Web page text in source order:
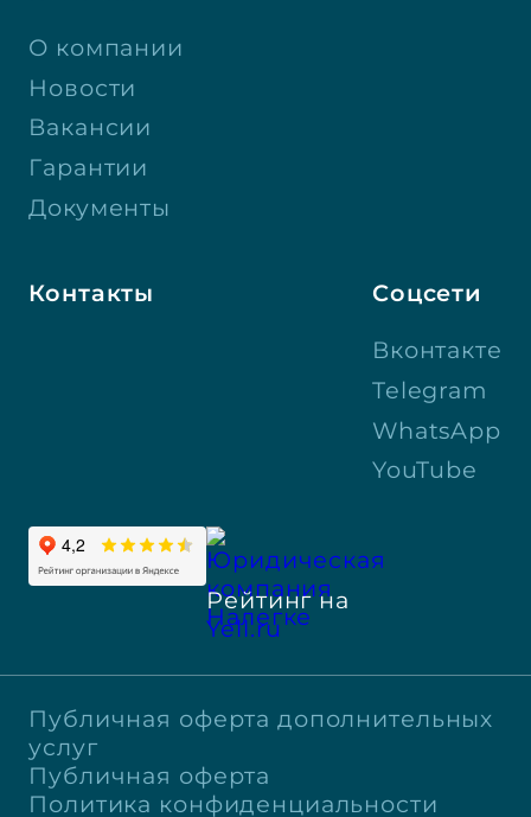
О компании
Новости
Вакансии
Гарантии
Документы
Контакты Соцсети
Вконтакте
Telegram
WhatsApp
YouTube
Рейтинг на
Yell.ru
Публичная оферта дополнительных
услуг
Публичная оферта
Политика конфиденциальности